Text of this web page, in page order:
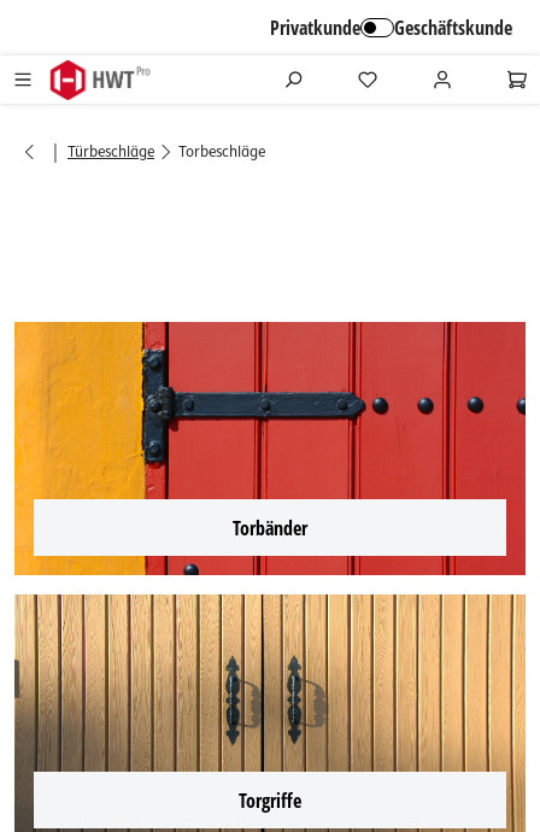
Privatkunde Geschäftskunde
| Türbeschläge Torbeschläge
Torbänder
Torgriffe